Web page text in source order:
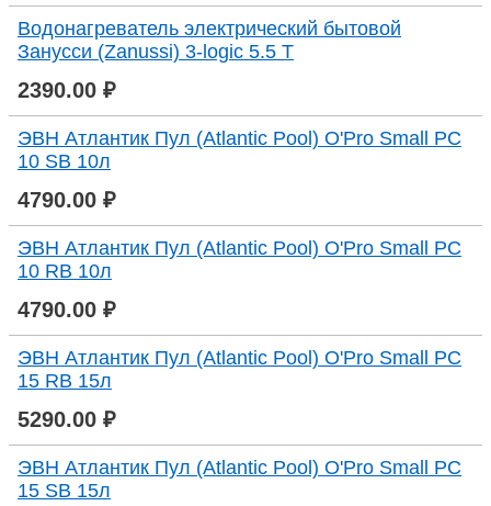
Водонагреватель электрический бытовой
Занусси (Zanussi) 3-logic 5.5 T
2390.00 ₽
ЭВН Атлантик Пул (Atlantic Pool) O'Pro Small PC
10 SB 10л
4790.00 ₽
ЭВН Атлантик Пул (Atlantic Pool) O'Pro Small PC
10 RB 10л
4790.00 ₽
ЭВН Атлантик Пул (Atlantic Pool) O'Pro Small PC
15 RB 15л
5290.00 ₽
ЭВН Атлантик Пул (Atlantic Pool) O'Pro Small PC
15 SB 15л